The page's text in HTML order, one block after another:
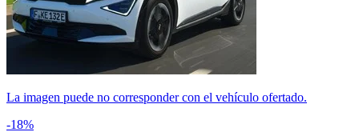
La imagen puede no corresponder con el vehículo ofertado.
-18%